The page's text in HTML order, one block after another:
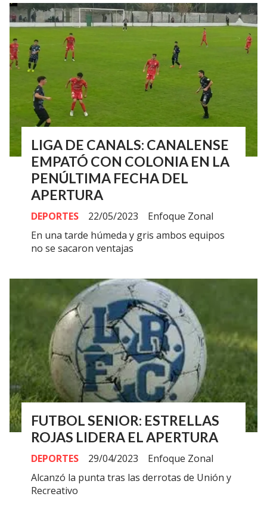
LIGA DE CANALS: CANALENSE
EMPATÓ CON COLONIA EN LA
PENÚLTIMA FECHA DEL
APERTURA
Enfoque Zonal
DEPORTES
22/05/2023
En una tarde húmeda y gris ambos equipos
no se sacaron ventajas
FUTBOL SENIOR: ESTRELLAS
ROJAS LIDERA EL APERTURA
Enfoque Zonal
DEPORTES
29/04/2023
Alcanzó la punta tras las derrotas de Unión y
Recreativo